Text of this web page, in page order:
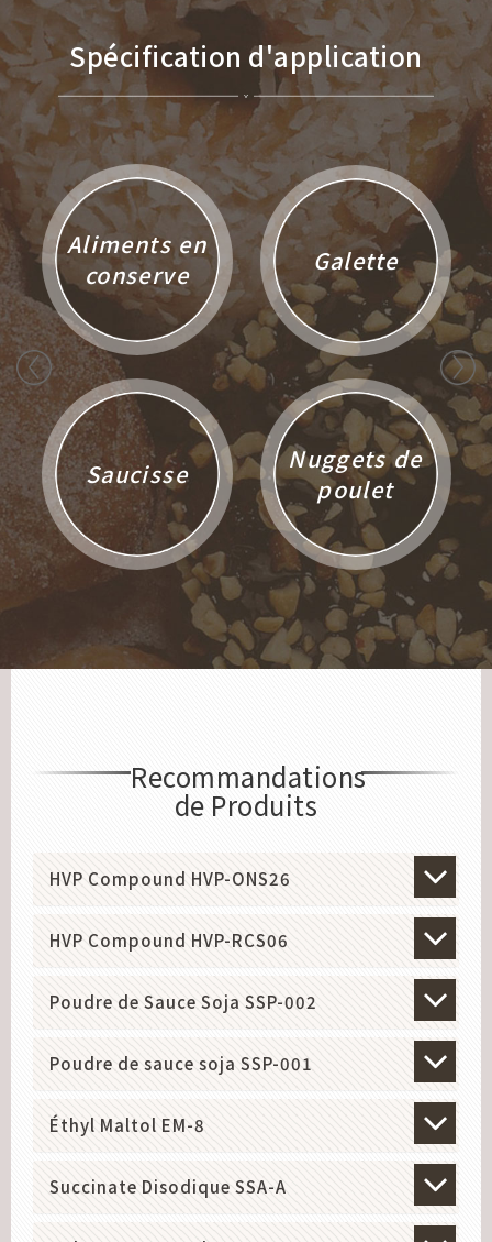
Spécification d'application
Aliments en
conserve
Galette
Saucisse
Nuggets de
poulet
Recommandations
de Produits
HVP Compound HVP-ONS26
HVP Compound HVP-RCS06
Poudre de Sauce Soja SSP-002
Poudre de sauce soja SSP-001
Éthyl Maltol EM-8
Succinate Disodique SSA-A